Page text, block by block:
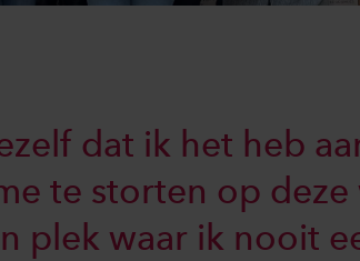
dat ik het heb
te storten op
plek waar ik nooit